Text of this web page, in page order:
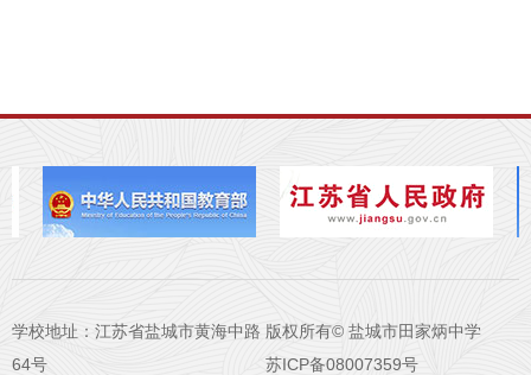
学校地址：江苏省盐城市黄海中路
64号
版权所有© 盐城市田家炳中学
苏ICP备08007359号